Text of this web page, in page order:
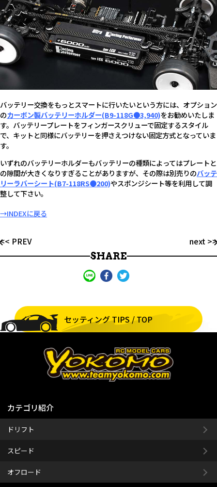
バッテリー交換をもっとスマートに行いたいという方には、オプション
のカーボン製バッテリーホルダー(B9-118G●3,940)をお勧めいたしま
す。バッテリープレートをフィンガースクリューで固定するスタイル
で、キットと同様にバッテリーを押さえつけない固定方式となっていま
す。
いずれのバッテリーホルダーもバッテリーの種類によってはプレートと
の隙間が大きくなりすぎることがありますが、その際は別売りのバッテ
リーラバーシート(B7-118RS●200)やスポンジシート等を利用して調
整して下さい。
→INDEXに戻る
<< PREV
next >>
SHARE
セッティング TIPS / TOP
カテゴリ紹介
ドリフト
スピード
オフロード